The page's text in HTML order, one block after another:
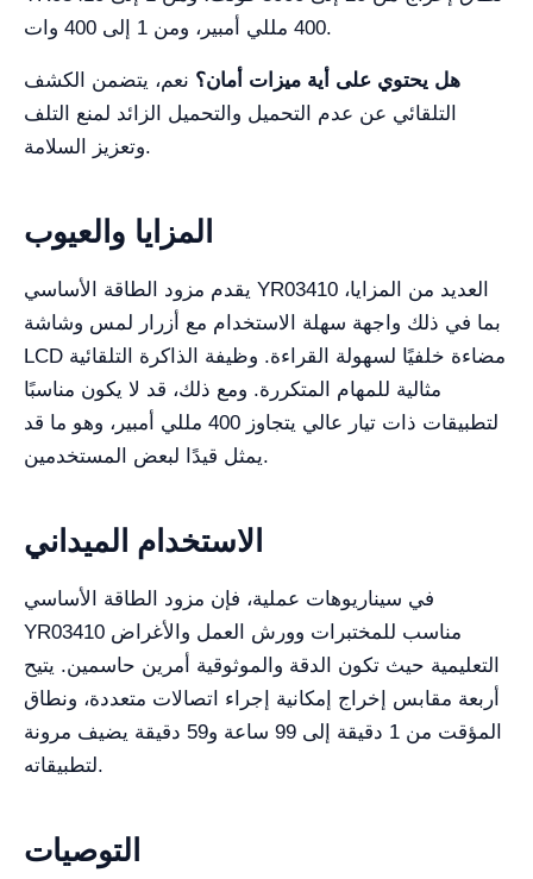
400 مللي أمبير، ومن 1 إلى 400 وات.
هل يحتوي على أية ميزات أمان؟ نعم، يتضمن الكشف
التلقائي عن عدم التحميل والتحميل الزائد لمنع التلف
وتعزيز السلامة.
المزايا والعيوب
يقدم مزود الطاقة الأساسي YR03410 العديد من المزايا،
بما في ذلك واجهة سهلة الاستخدام مع أزرار لمس وشاشة
LCD مضاءة خلفيًا لسهولة القراءة. وظيفة الذاكرة التلقائية
مثالية للمهام المتكررة. ومع ذلك، قد لا يكون مناسبًا
لتطبيقات ذات تيار عالي يتجاوز 400 مللي أمبير، وهو ما قد
يمثل قيدًا لبعض المستخدمين.
الاستخدام الميداني
في سيناريوهات عملية، فإن مزود الطاقة الأساسي
YR03410 مناسب للمختبرات وورش العمل والأغراض
التعليمية حيث تكون الدقة والموثوقية أمرين حاسمين. يتيح
أربعة مقابس إخراج إمكانية إجراء اتصالات متعددة، ونطاق
المؤقت من 1 دقيقة إلى 99 ساعة و59 دقيقة يضيف مرونة
لتطبيقاته.
التوصيات